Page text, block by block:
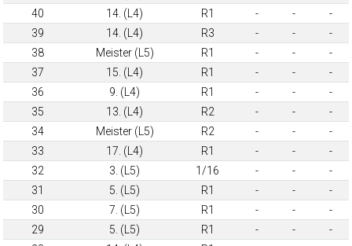
40
14. (L4) R1 - -
-
39
14. (L4) R3 - -
-
38
Meister (L5) R1 - -
-
37
15. (L4) R1 - -
-
36
9. (L4) R1 - -
-
35
13. (L4) R2 - -
-
34
Meister (L5) R2 - -
-
33
17. (L4) R1 - -
-
32
3. (L5) 1/16 - -
-
31
5. (L5) R1 - -
-
30
7. (L5) R1 - -
-
29
5. (L5) R1 - -
-